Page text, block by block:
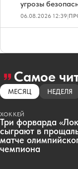
угрозы
06.08.2026 12:39|
Самое
МЕСЯЦ НЕДЕЛЯ
ХОККЕЙ
Три форварда
сыграют в
матче
чемпиона